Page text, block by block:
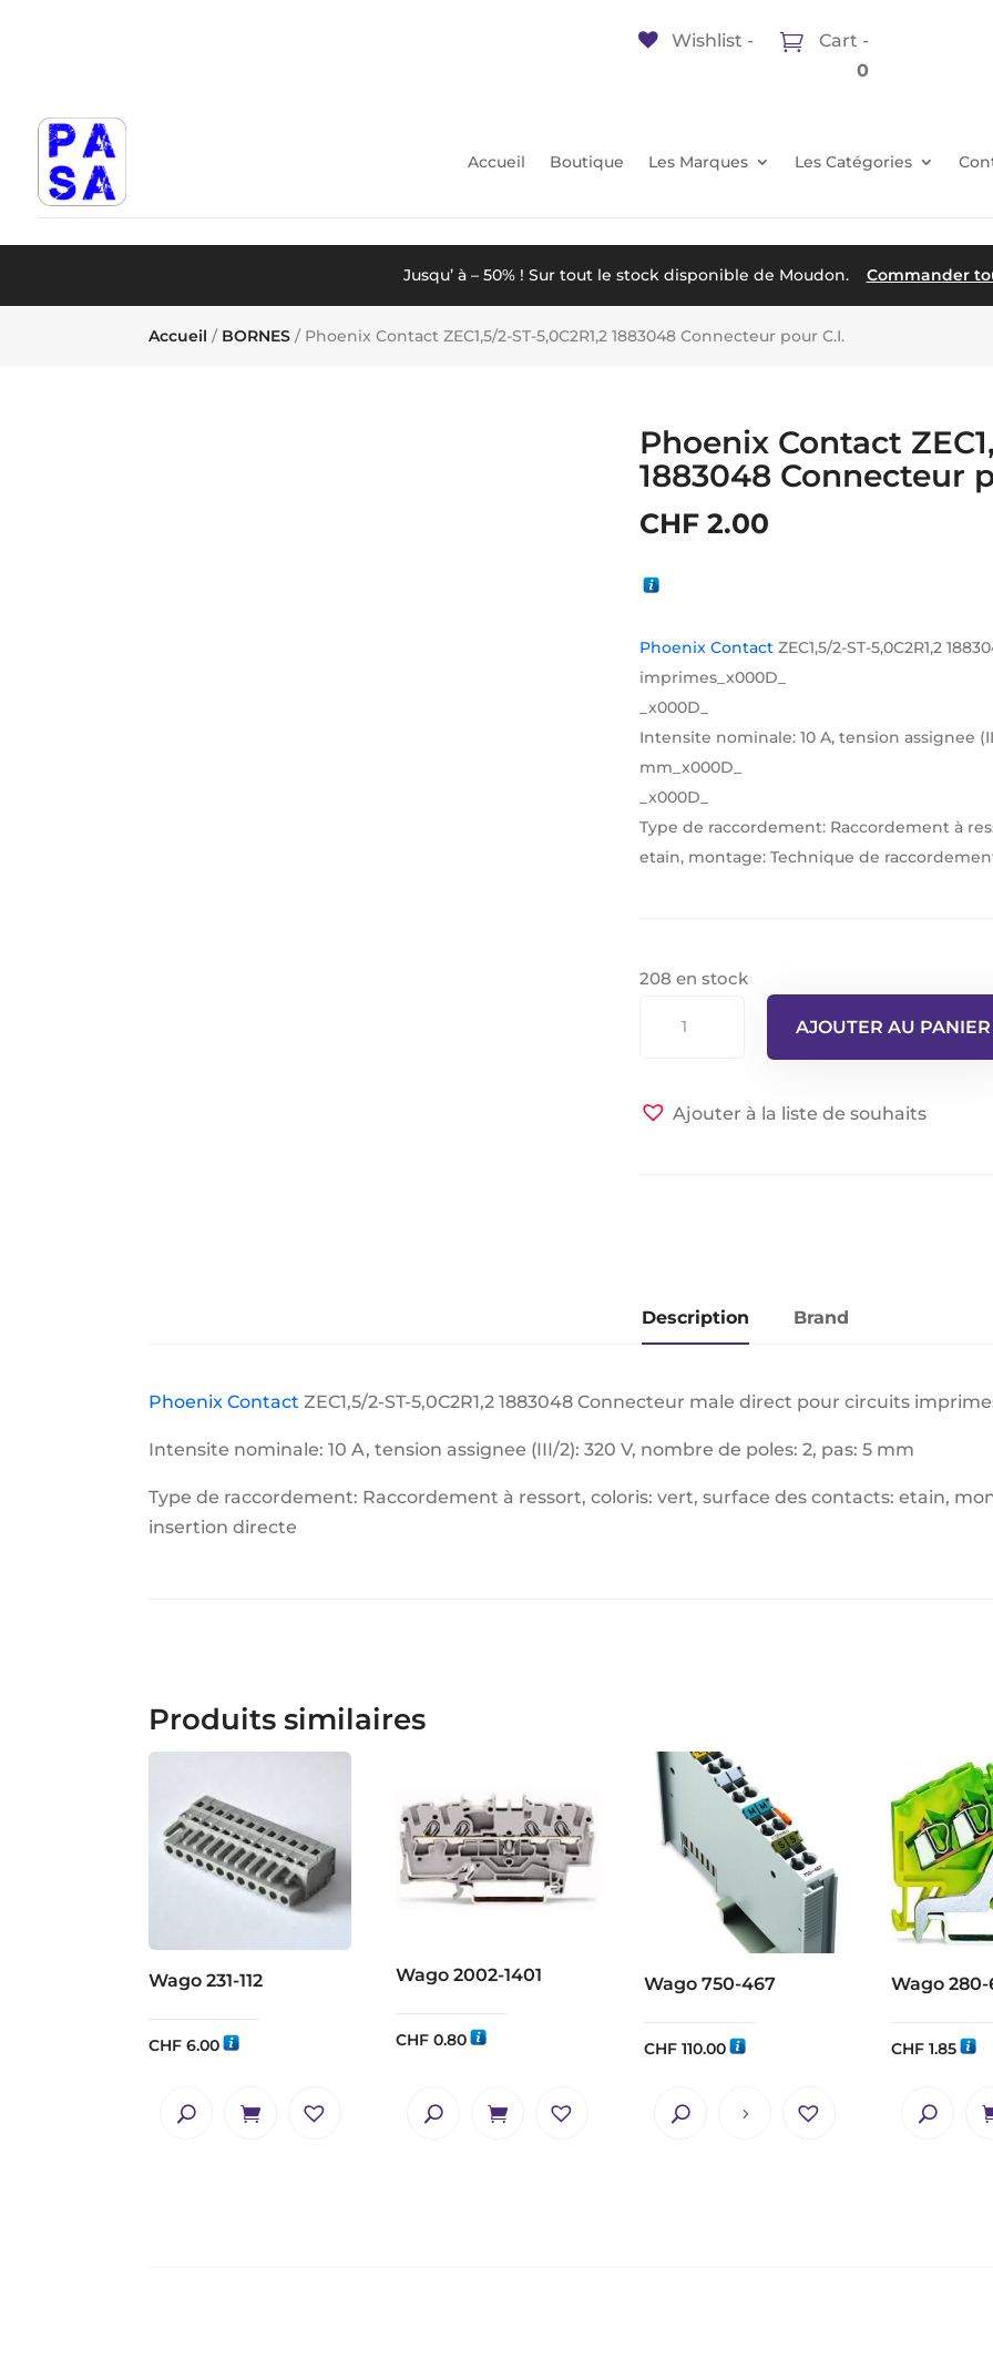
Wishlist -
Cart -
0
Accueil Boutique Les Marques Les Catégories
Jusqu’ à – 50% ! Sur tout le stock disponible de Moudon. Commander
Accueil / BORNES / Phoenix Contact ZEC1,5/2-ST-5,0C2R1,2 1883048 Connecteur pour C.I.
Phoenix Contact
1883048 Connecteur
CHF 2.00
Phoenix Contact ZEC1,5/2-ST-5,0C2R1,2
imprimes_x000D_
_x000D_
Intensite nominale: 10 A, tension assignee
mm_x000D_
_x000D_
Type de raccordement: Raccordement à
etain, montage: Technique de
208 en stock
ZEC1,5/2-
C.I.
AJOUTER AU PANIER
Ajouter à la liste de souhaits
Description Brand
Phoenix Contact ZEC1,5/2-ST-5,0C2R1,2 1883048 Connecteur male direct pour circuits
Intensite nominale: 10 A, tension assignee (III/2): 320 V, nombre de poles: 2, pas: 5 mm
Type de raccordement: Raccordement à ressort, coloris: vert, surface des contacts: etain,
insertion directe
Produits similaires
Wago 231-112
CHF 6.00
Wago 2002-1401
CHF 0.80
Wago 750-467
CHF110.00
Wago 280-
CHF1.85